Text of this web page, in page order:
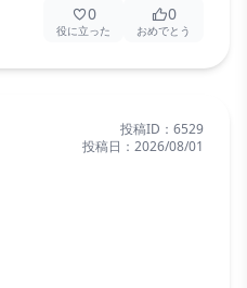
0
役に立った
0
おめでとう
投稿ID： 6529
投稿日： 2026/08/01